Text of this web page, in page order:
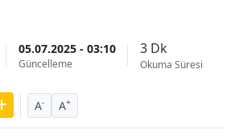
05.07.2025 - 03:10
Güncelleme
3 Dk
Okuma Süresi
A- A+